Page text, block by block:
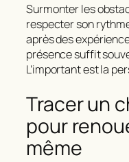
Surmonter les
respecter son
après des
présence suffit
L’important est la
Tracer un
pour
même